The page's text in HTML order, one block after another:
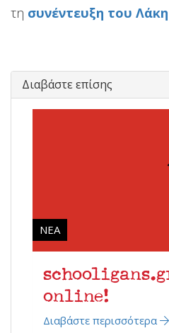
τη συνέντευξη του
Διαβάστε επίσης
ΝΈΑ
online!
Διαβάστε περισσότερα